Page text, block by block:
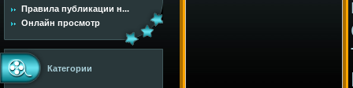
Правила публикации н...
Онлайн просмотр
Категории